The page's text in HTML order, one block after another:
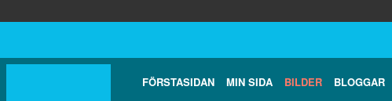
FÖRSTASIDAN MIN SIDA BILDER BLOGGAR